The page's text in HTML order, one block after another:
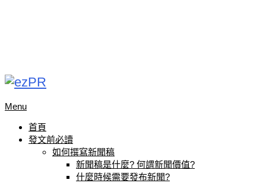
Menu
首頁
發文前必讀
如何撰寫新聞稿
新聞稿是什麼? 何謂新聞價值?
什麼時候需要發布新聞?